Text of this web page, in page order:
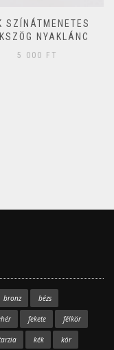
SZÍNÁTMENETES
NYAKLÁNC
5 000 FT
bronz bézs
fekete félkör
kék kör